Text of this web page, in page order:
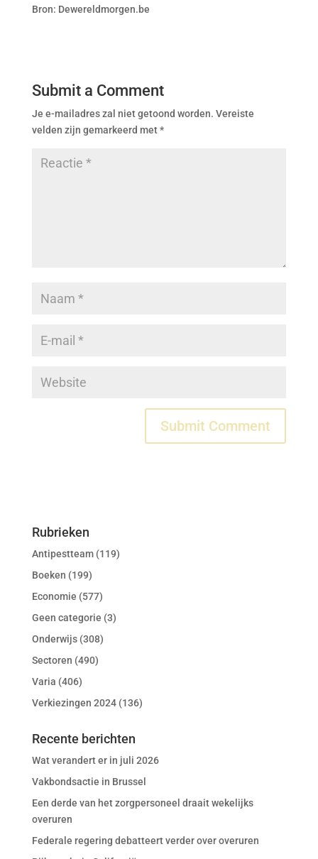
Bron: Dewereldmorgen.be
Submit a Comment
Je e-mailadres zal niet getoond worden. Vereiste
velden zijn gemarkeerd met*
Rubrieken
Antipestteam(119)
Boeken (199)
Economie (577)
Geen categorie (3)
Onderwijs(308)
Sectoren (490)
Varia (406)
Verkiezingen 2024(136)
Recente berichten
Wat verandert er in juli 2026
Vakbondsactie in Brussel
Een derde van het zorgpersoneel draait wekelijks
overuren
Federale regering debatteert verder over overuren